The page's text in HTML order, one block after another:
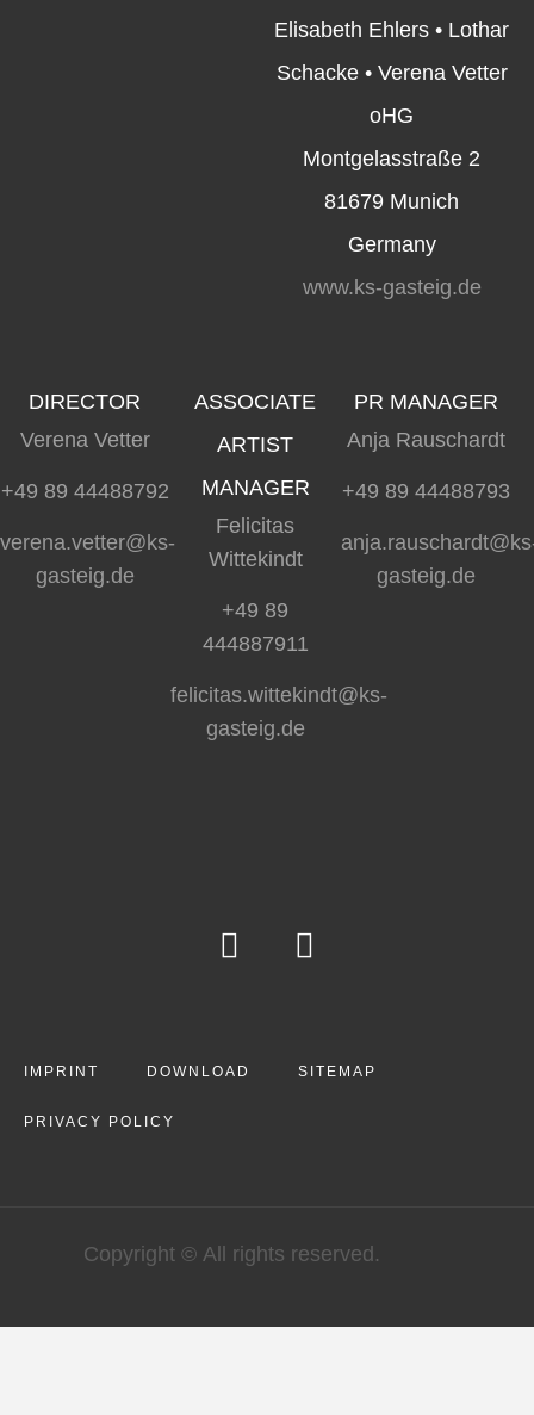
Elisabeth Ehlers • Lothar
Schacke • Verena Vetter
oHG
Montgelasstraße 2
81679 Munich
Germany
www.ks-gasteig.de
DIRECTOR
Verena Vetter
+49 89 44488792
verena.vetter@ks-
gasteig.de
ASSOCIATE
ARTIST
MANAGER
Felicitas
Wittekindt
+49 89
444887911
felicitas.wittekindt@ks-
gasteig.de
PR MANAGER
Anja Rauschardt
+49 89 44488793
gasteig.de
IMPRINT DOWNLOAD SITEMAP
PRIVACY POLICY
Copyright © All rights reserved.